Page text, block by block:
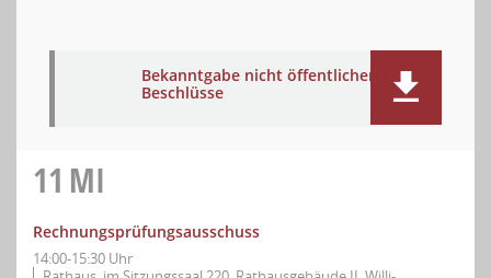
Bekanntgabe nicht öffentlicher
Beschlüsse
11 MI
Rechnungsprüfungsausschuss
14:00-15:30 Uhr